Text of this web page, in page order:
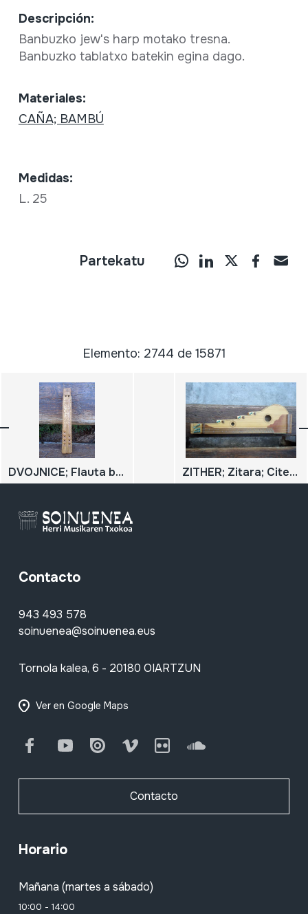
Descripción:
Banbuzko jew's harp motako tresna.
Banbuzko tablatxo batekin egina dago.
Materiales:
CAÑA; BAMBÚ
Medidas:
L. 25
Partekatu
Elemento: 2744 de 15871
DVOJNICE; Flauta bikoitza ZITHER; Zitara; Citera
Contacto
943 493 578
soinuenea@soinuenea.eus
Tornola kalea, 6 - 20180 OIARTZUN
Ver en Google Maps
FacebookYoutube Issuu Vimeo Flickr SoundCloud
Contacto
Horario
Mañana (martes a sábado)
10:00 - 14:00